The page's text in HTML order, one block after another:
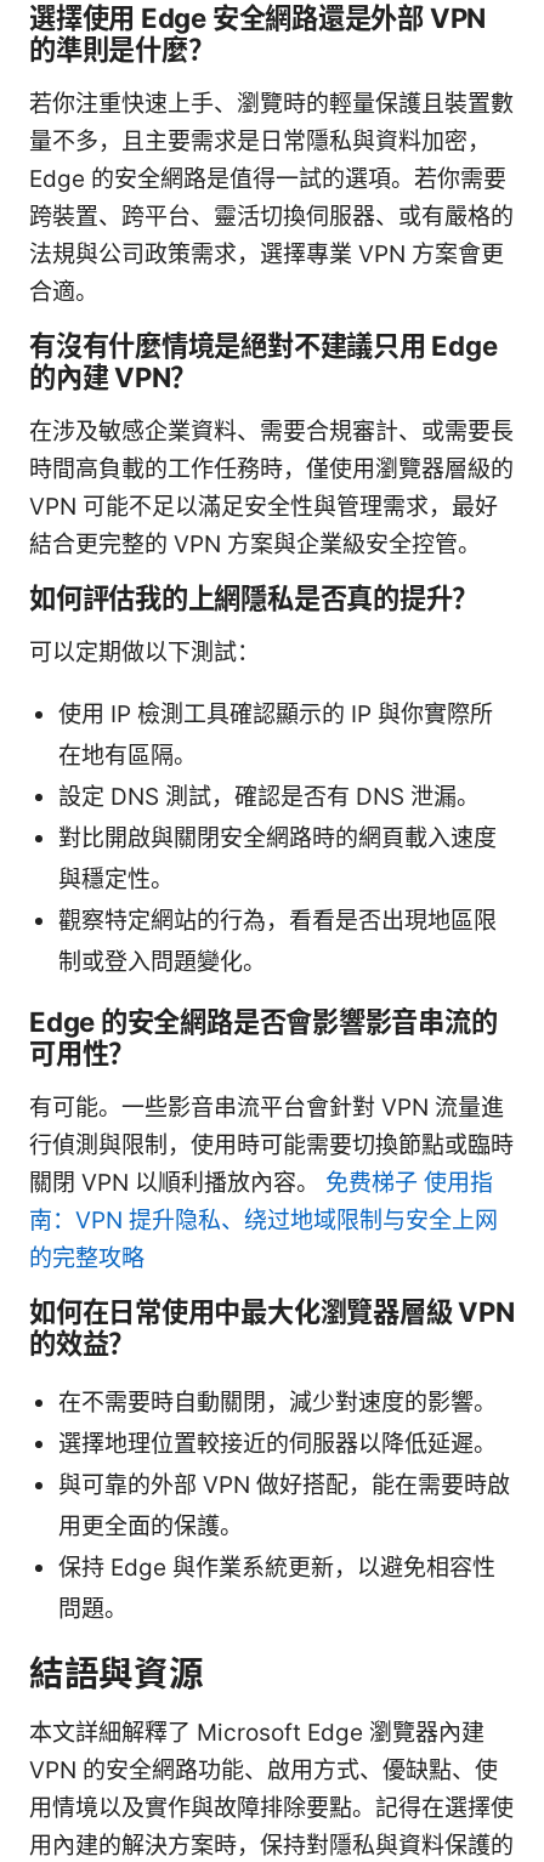
選擇使用 Edge 安全網路還是外部 VPN
的準則是什麼？
若你注重快速上手、瀏覽時的輕量保護且裝置數
量不多，且主要需求是日常隱私與資料加密，
Edge 的安全網路是值得一試的選項。若你需要
跨裝置、跨平台、靈活切換伺服器、或有嚴格的
法規與公司政策需求，選擇專業 VPN 方案會更
合適。
有沒有什麼情境是絕對不建議只用 Edge
的內建 VPN？
在涉及敏感企業資料、需要合規審計、或需要長
時間高負載的工作任務時，僅使用瀏覽器層級的
VPN 可能不足以滿足安全性與管理需求，最好
結合更完整的 VPN 方案與企業級安全控管。
如何評估我的上網隱私是否真的提升？
可以定期做以下測試：
使用 IP 檢測工具確認顯示的 IP 與你實際所
在地有區隔。
設定 DNS 測試，確認是否有 DNS 泄漏。
對比開啟與關閉安全網路時的網頁載入速度
與穩定性。
觀察特定網站的行為，看看是否出現地區限
制或登入問題變化。
Edge 的安全網路是否會影響影音串流的
可用性？
有可能。一些影音串流平台會針對 VPN 流量進
行偵測與限制，使用時可能需要切換節點或臨時
關閉 VPN 以順利播放內容。 免费梯子 使用指
南：VPN 提升隐私、绕过地域限制与安全上网
的完整攻略
如何在日常使用中最大化瀏覽器層級 VPN
的效益？
在不需要時自動關閉，減少對速度的影響。
選擇地理位置較接近的伺服器以降低延遲。
與可靠的外部 VPN 做好搭配，能在需要時啟
用更全面的保護。
保持 Edge 與作業系統更新，以避免相容性
問題。
結語與資源
本文詳細解釋了 Microsoft Edge 瀏覽器內建
VPN 的安全網路功能、啟用方式、優缺點、使
用情境以及實作與故障排除要點。記得在選擇使
用內建的解決方案時，保持對隱私與資料保護的